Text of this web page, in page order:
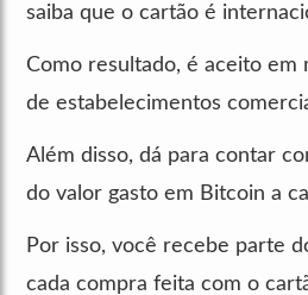
saiba que o cartão é
Como resultado, é aceito em
de estabelecimentos
Além disso, dá para contar
do valor gasto em Bitcoin a
Por isso, você recebe parte
cada compra feita com o